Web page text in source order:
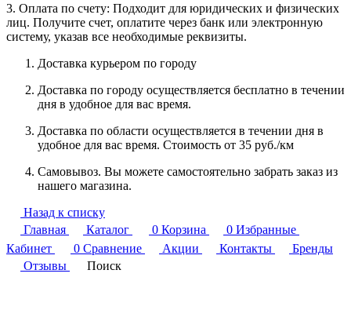
3. Оплата по счету: Подходит для юридических и физических
лиц. Получите счет, оплатите через банк или электронную
систему, указав все необходимые реквизиты.
Доставка курьером по городу
Доставка по городу осуществляется бесплатно в течении
дня в удобное для вас время.
Доставка по области осуществляется в течении дня в
удобное для вас время. Стоимость от 35 руб./км
Самовывоз. Вы можете самостоятельно забрать заказ из
нашего магазина.
Назад к списку
Главная
Каталог 0 Корзина 0 Избранные
Кабинет
0 Сравнение Акции Контакты
Бренды
Отзывы
Поиск